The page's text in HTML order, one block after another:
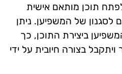
תוכן מותאם אישית
לסגנון של המשפיען. ניתן
ביצירת התוכן, כך
בצורה חיובית על ידי